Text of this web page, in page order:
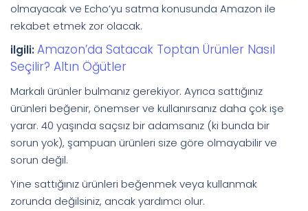
olmayacak ve Echo’yu satma konusunda Amazon ile
rekabet etmek zor olacak.
ilgili: Amazon’da Satacak Toptan Ürünler Nasıl
Seçilir? Altın Öğütler
Markalı ürünler bulmanız gerekiyor. Ayrıca sattığınız
ürünleri beğenir, önemser ve kullanırsanız daha çok işe
yarar. 40 yaşında saçsız bir adamsanız (ki bunda bir
sorun yok), şampuan ürünleri size göre olmayabilir ve
sorun değil.
Yine sattığınız ürünleri beğenmek veya kullanmak
zorunda değilsiniz, ancak yardımcı olur.